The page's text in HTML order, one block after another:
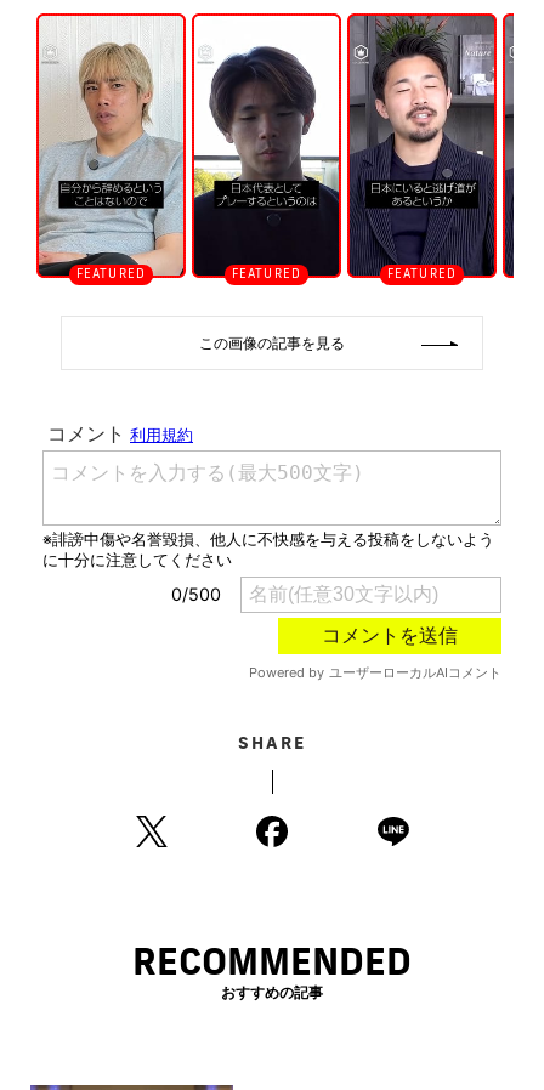
U
n
m
u
t
e
この画像の記事を見る
SHARE
RECOMMENDED
おすすめの記事